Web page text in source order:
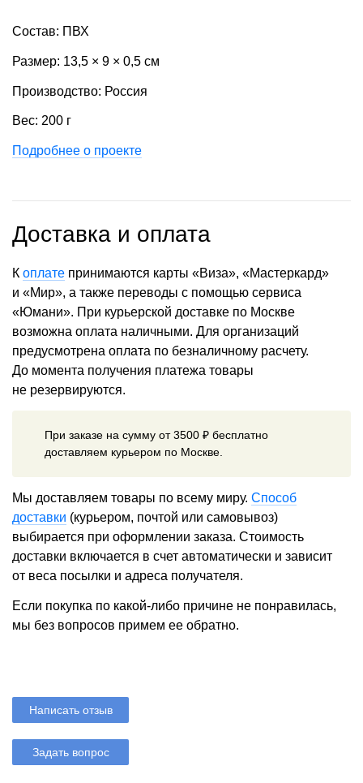
Состав: ПВХ
Размер: 13,5 × 9 × 0,5 см
Производство: Россия
Вес: 200 г
Подробнее о проекте
Доставка и оплата
К оплате принимаются карты «Виза», «Мастеркард»
и «Мир», а также переводы с помощью сервиса
«Юмани». При курьерской доставке по Москве
возможна оплата наличными. Для организаций
предусмотрена оплата по безналичному расчету.
До момента получения платежа товары
не резервируются.
При заказе на сумму от 3500 ₽ бесплатно
доставляем курьером по Москве.
Мы доставляем товары по всему миру. Способ
доставки (курьером, почтой или самовывоз)
выбирается при оформлении заказа. Стоимость
доставки включается в счет автоматически и зависит
от веса посылки и адреса получателя.
Если покупка по какой-либо причине не понравилась,
мы без вопросов примем ее обратно.
Написать отзыв
Задать вопрос